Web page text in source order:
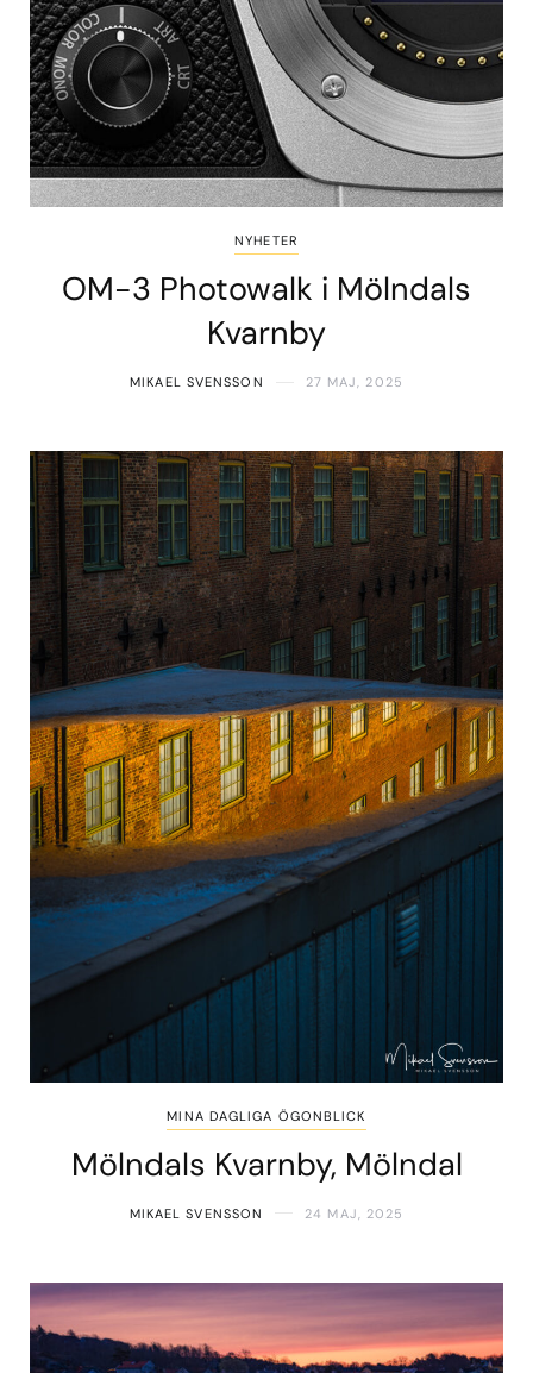
NYHETER
OM-3 Photowalk i Mölndals
Kvarnby
MIKAEL SVENSSON 27 MAJ, 2025
MINA DAGLIGA ÖGONBLICK
Mölndals Kvarnby, Mölndal
MIKAEL SVENSSON 24 MAJ, 2025